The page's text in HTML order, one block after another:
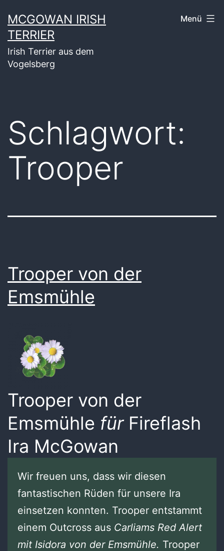
Inhalt
springen
MCGOWAN IRISH
TERRIER
Irish Terrier aus dem
Vogelsberg
Menü
Schlagwort:
Trooper
Trooper von der
Emsmühle
Trooper von der
Emsmühle für Fireflash
Ira McGowan
Wir freuen uns, dass wir diesen
fantastischen Rüden für unsere Ira
einsetzen konnten. Trooper entstammt
einem Outcross aus Carliams Red Alert
mit Isidora von der Emsmühle. Trooper